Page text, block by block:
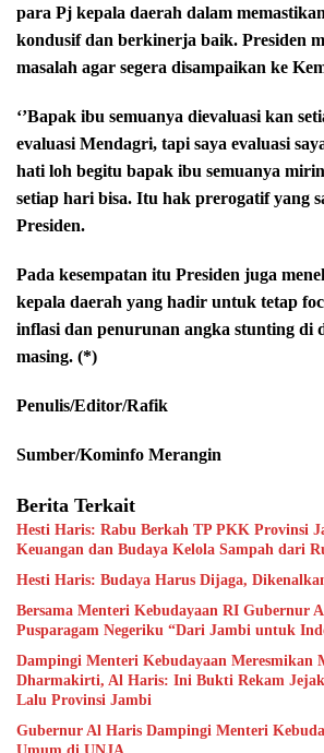
para Pj kepala daerah dalam
kondusif dan berkinerja baik. Presiden
masalah agar segera disampaikan ke
‘’Bapak ibu semuanya dievaluasi kan
evaluasi Mendagri, tapi saya evaluasi
hati loh begitu bapak ibu semuanya
setiap hari bisa. Itu hak prerogatif yang
Presiden.
Pada kesempatan itu Presiden juga
kepala daerah yang hadir untuk tetap
inflasi dan penurunan angka stunting di
masing. (*)
Penulis/Editor/Rafik
Sumber/Kominfo Merangin
Berita Terkait
Hesti Haris: Rabu Berkah TP PKK Provinsi
Keuangan dan Budaya Kelola Sampah dari
Hesti Haris: Budaya Harus Dijaga,
Bersama Menteri Kebudayaan RI Gubernur
Pusparagam Negeriku “Dari Jambi untuk
Dampingi Menteri Kebudayaan Meresmikan
Dharmakirti, Al Haris: Ini Bukti Rekam Jejak
Lalu Provinsi Jambi
Gubernur Al Haris Dampingi Menteri